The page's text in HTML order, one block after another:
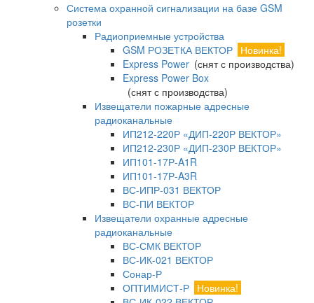
Система охранной сигнализации на базе GSM
розетки
Радиоприемные устройства
GSM РОЗЕТКА ВЕКТОР Новинка!
Express Power (снят с производства)
Express Power Box
(снят с производства)
Извещатели пожарные адресные
радиоканальные
ИП212-220Р «ДИП-220Р ВЕКТОР»
ИП212-230Р «ДИП-230Р ВЕКТОР»
ИП101-17Р-A1R
ИП101-17Р-A3R
ВС-ИПР-031 ВЕКТОР
ВС-ПИ ВЕКТОР
Извещатели охранные адресные
радиоканальные
ВС-СМК ВЕКТОР
ВС-ИК-021 ВЕКТОР
Сонар-Р
ОПТИМИСТ-Р Новинка!